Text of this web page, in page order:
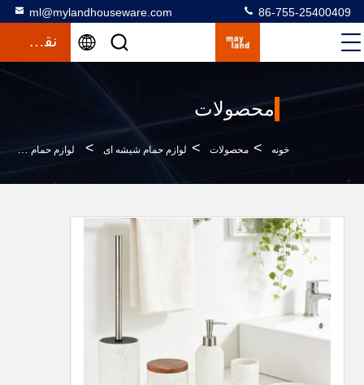
ml@mylandhouseware.com 86-755-25400409
نقل قول
محصولات
خونه > محصولات > لوازم حمام شیشه ای > لوازم حمام سنگ شنی ست گرد با ظاهر تراورتن و بطری پمپ لوسیون رزین لوازم جانبی چوب